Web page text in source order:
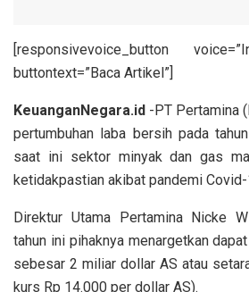
[responsivevoice_button
buttontext=”Baca Artikel”]
KeuanganNegara.id -PT Pertamina
pertumbuhan laba bersih pada
saat ini sektor minyak dan gas
ketidakpastian akibat pandemi Covid-
Direktur Utama Pertamina Nicke
tahun ini pihaknya menargetkan
sebesar 2 miliar dollar AS atau
kurs Rp 14.000 per dollar AS).